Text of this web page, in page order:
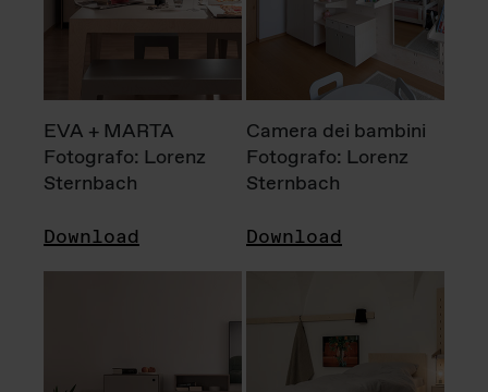
EVA + MARTA
Fotografo: Lorenz
Sternbach
Download
Camera dei bambini
Fotografo: Lorenz
Sternbach
Download